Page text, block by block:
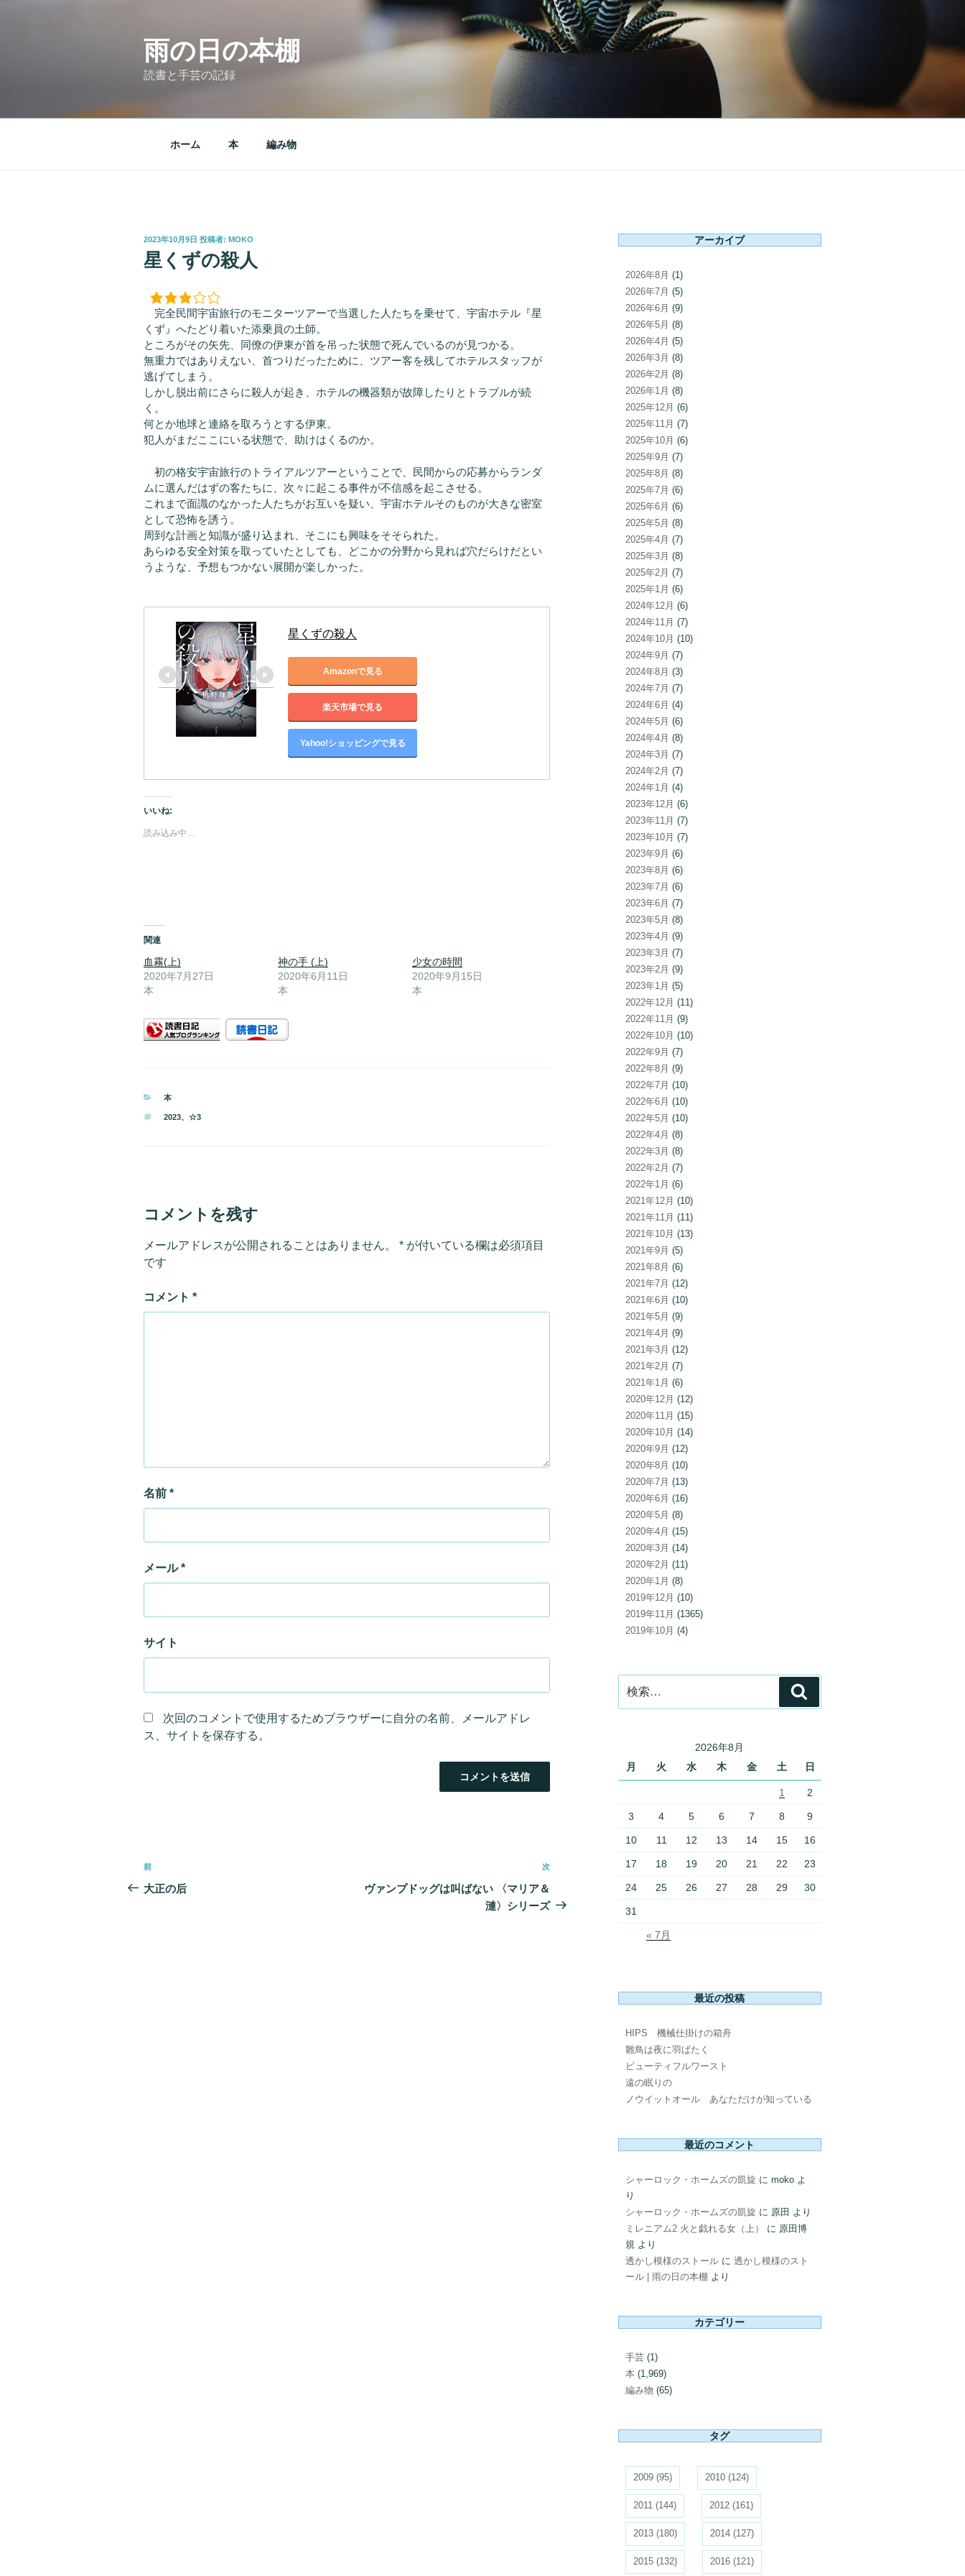
雨の日の本棚
読書と手芸の記録
ホーム 本 編み物
投
稿
日:
2023年10月9日 投稿者: MOKO
星くずの殺人
完全民間宇宙旅行のモニターツアーで当選した人たちを乗せて、宇宙ホテル『星
くず』へたどり着いた添乗員の土師。
ところがその矢先、同僚の伊東が首を吊った状態で死んでいるのが見つかる。
無重力ではありえない、首つりだったために、ツアー客を残してホテルスタッフが
逃げてしまう。
しかし脱出前にさらに殺人が起き、ホテルの機器類が故障したりとトラブルが続
く。
何とか地球と連絡を取ろうとする伊東。
犯人がまだここにいる状態で、助けはくるのか。
初の格安宇宙旅行のトライアルツアーということで、民間からの応募からランダ
ムに選んだはずの客たちに、次々に起こる事件が不信感を起こさせる。
これまで面識のなかった人たちがお互いを疑い、宇宙ホテルそのものが大きな密室
として恐怖を誘う。
周到な計画と知識が盛り込まれ、そこにも興味をそそられた。
あらゆる安全対策を取っていたとしても、どこかの分野から見れば穴だらけだとい
うような、予想もつかない展開が楽しかった。
星くずの殺人
Amazonで見る
楽天市場で見る
Yahoo!ショッピングで見る
いいね:
読み込み中…
関連
血霧(上)
2020年7月27日
本
神の手 (上)
2020年6月11日
本
少女の時間
2020年9月15日
本
カ
ゴ
本
タ
2023、 ☆3
コメントを残す
メールアドレスが公開されることはありません。 * が付いている欄は必須項目
です
コメント *
名前 *
メール*
サイト
次回のコメントで使用するためブラウザーに自分の名前、メールアドレ
ス、サイトを保存する。
稿
ナ
前
の
前
大正の后
次
投
次
ヴァンプドッグは叫ばない 〈マリア＆
漣〉シリーズ
アーカイブ
2026年8月 (1)
2026年7月 (5)
2026年6月 (9)
2026年5月 (8)
2026年4月 (5)
2026年3月 (8)
2026年2月 (8)
2026年1月 (8)
2025年12月 (6)
2025年11月 (7)
2025年10月 (6)
2025年9月 (7)
2025年8月 (8)
2025年7月 (6)
2025年6月 (6)
2025年5月 (8)
2025年4月 (7)
2025年3月 (8)
2025年2月 (7)
2025年1月 (6)
2024年12月 (6)
2024年11月 (7)
2024年10月 (10)
2024年9月 (7)
2024年8月 (3)
2024年7月 (7)
2024年6月 (4)
2024年5月 (6)
2024年4月 (8)
2024年3月 (7)
2024年2月 (7)
2024年1月 (4)
2023年12月 (6)
2023年11月 (7)
2023年10月 (7)
2023年9月 (6)
2023年8月 (6)
2023年7月 (6)
2023年6月 (7)
2023年5月 (8)
2023年4月 (9)
2023年3月 (7)
2023年2月 (9)
2023年1月 (5)
2022年12月 (11)
2022年11月 (9)
2022年10月 (10)
2022年9月 (7)
2022年8月 (9)
2022年7月 (10)
2022年6月 (10)
2022年5月 (10)
2022年4月 (8)
2022年3月 (8)
2022年2月 (7)
2022年1月 (6)
2021年12月 (10)
2021年11月 (11)
2021年10月 (13)
2021年9月 (5)
2021年8月 (6)
2021年7月 (12)
2021年6月 (10)
2021年5月 (9)
2021年4月 (9)
2021年3月 (12)
2021年2月 (7)
2021年1月 (6)
2020年12月 (12)
2020年11月 (15)
2020年10月 (14)
2020年9月 (12)
2020年8月 (10)
2020年7月 (13)
2020年6月 (16)
2020年5月 (8)
2020年4月 (15)
2020年3月 (14)
2020年2月 (11)
2020年1月 (8)
2019年12月 (10)
2019年11月 (1365)
2019年10月 (4)
索:
索
2026年8月
月
火 水 木 金 土 日
1 2
3 4 5 6 7 8 9
10 11 12 13 14 15 16
17 18 19 20 21 22 23
24 25 26 27 28 29 30
31
« 7月
最近の投稿
HIPS 機械仕掛けの箱舟
雛鳥は夜に羽ばたく
ビューティフルワースト
遠の眠りの
ノウイットオール あなただけが知っている
最近のコメント
シャーロック・ホームズの凱旋 に mokoよ
り
シャーロック・ホームズの凱旋 に 原田 より
ミレニアム2 火と戯れる女（上）
に 原田博
規より
透かし模様のストールに 透かし模様のスト
ール | 雨の日の本棚 より
カテゴリー
手芸(1)
本 (1,969)
編み物 (65)
タグ
2009(95) 2010(124)
2011(144) 2012(161)
2013(180) 2014(127)
2015(132) 2016(121)